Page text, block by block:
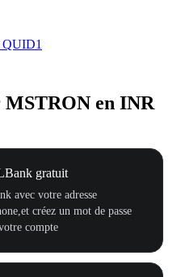
QUID1
en INR
gratuit
avec votre adresse
créez un mot de passe
compte